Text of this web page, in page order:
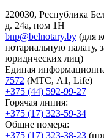
220030, Республика
д. 24а, пом 1Н
bnp@belnotary.by (для
нотариальную палату,
юридических лиц)
Единая
7572 (МТС, A1, Life)
+375 (44) 592-99-27
Горячая линия:
+375 (17) 323-59-34
Общие номера:
+375 (17) 323-38-23